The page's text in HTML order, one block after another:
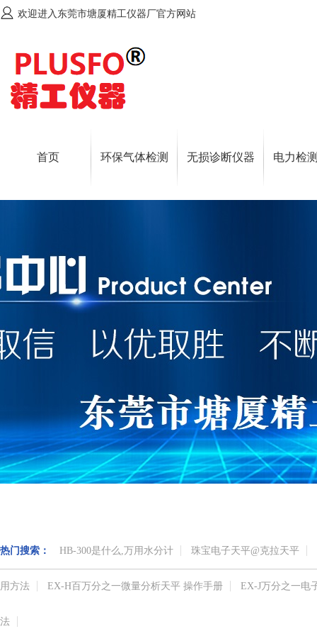
欢迎进入东莞市塘厦精工仪器厂官方网站
首页 环保气体检测 无损诊断仪器 电力检
热门搜索： HB-300是什么,万用水分计 珠宝电子天平@克拉天平
用方法 EX-H百万分之一微量分析天平 操作手册 EX-J万分之一电
法